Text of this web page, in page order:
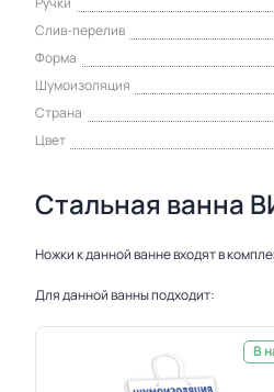
Слив-перелив
Форма
Шумоизоляция
Страна
Цвет
Стальная ванна
Ножки к данной ванне входят в
Для данной ванны подходит:
В